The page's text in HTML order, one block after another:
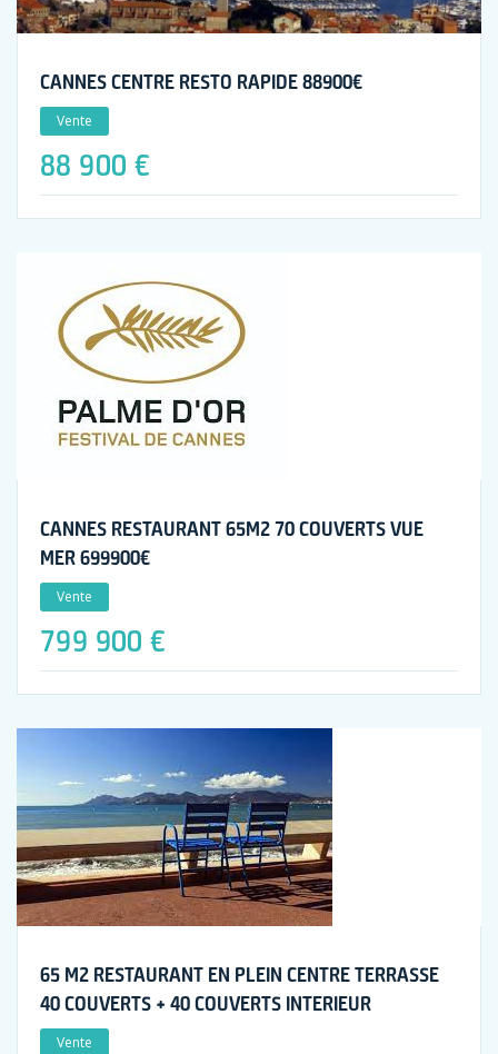
CANNES CENTRE RESTO RAPIDE 88900€
Vente
88 900 €
CANNES RESTAURANT 65M2 70 COUVERTS VUE
MER 699900€
Vente
799 900 €
65 M2 RESTAURANT EN PLEIN CENTRE TERRASSE
40 COUVERTS + 40 COUVERTS INTERIEUR
Vente